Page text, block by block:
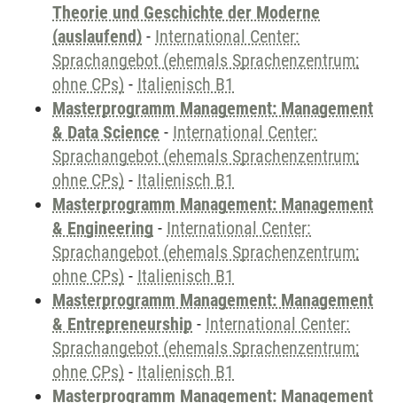
Theorie und Geschichte der Moderne
(auslaufend) - International Center:
Sprachangebot (ehemals Sprachenzentrum;
ohne CPs) - Italienisch B1
Masterprogramm Management: Management
& Data Science - International Center:
Sprachangebot (ehemals Sprachenzentrum;
ohne CPs) - Italienisch B1
Masterprogramm Management: Management
& Engineering - International Center:
Sprachangebot (ehemals Sprachenzentrum;
ohne CPs) - Italienisch B1
Masterprogramm Management: Management
& Entrepreneurship - International Center:
Sprachangebot (ehemals Sprachenzentrum;
ohne CPs) - Italienisch B1
Masterprogramm Management: Management